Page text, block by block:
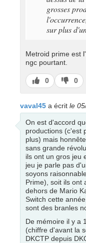
grosses
sur plus
Metroid prime est
ngc pourtant.
J’aime
0
pas
0
vaval45 a écrit le
On est d'accord
productions (c'est
plus) mais
sans grande
ils ont un gros jeu
jeu je parle pas
soyons
Prime), soit ils ont
dehors de Mario
Switch cette
sont des branles
De mémoire il y a
(chiffre d'avant la
DKCTP depuis